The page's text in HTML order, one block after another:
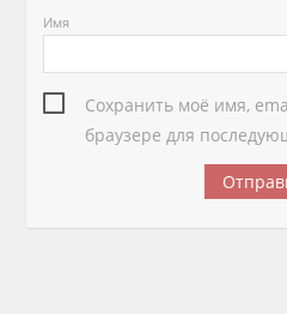
Имя
Сохранить моё имя,
браузере для